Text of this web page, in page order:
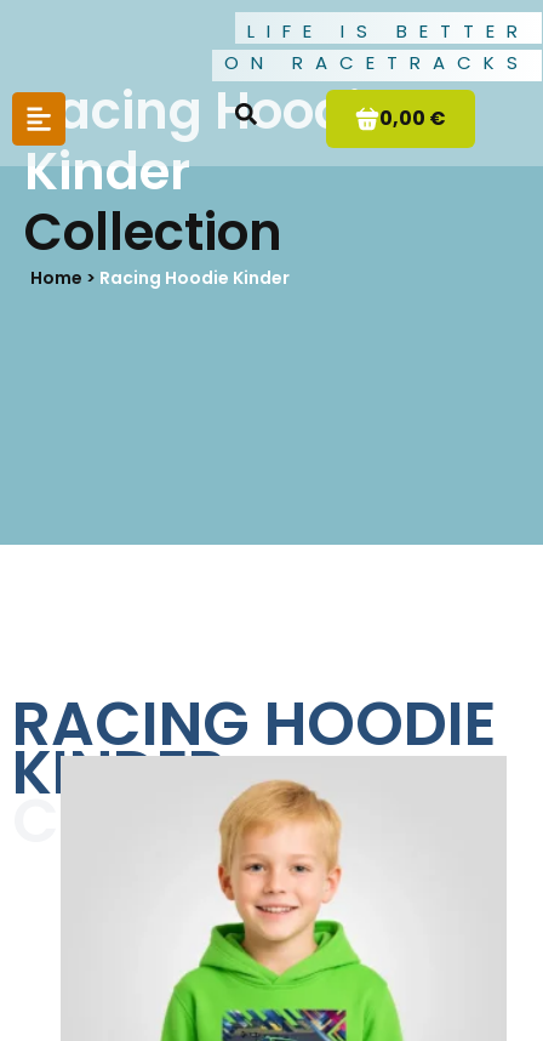
LIFE IS BETTER
ON RACETRACKS
0,00 €
Racing Hoodie
Kinder
Collection
Home > Racing Hoodie Kinder
RACING HOODIE
KINDER
COLLECTION